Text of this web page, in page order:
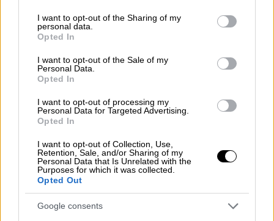
not limited to your visit or usage behaviour. You may click to
grant or deny consent to Google and its third-party tags to
use your data for below specified purposes in below Google
consent section.
I want to opt-out of the Sharing of my
personal data.
Opted In
I want to opt-out of the Sale of my
Personal Data.
Opted In
I want to opt-out of processing my
Personal Data for Targeted Advertising.
Opted In
I want to opt-out of Collection, Use,
Retention, Sale, and/or Sharing of my
Personal Data that Is Unrelated with the
Purposes for which it was collected.
Opted Out
Google consents
RIP Fauja Singh Ji who passed away
at 114.
He took up running after losing his
wife & son, turning grief into purpose.
He dedicated his life to his Sikh faith
(seva) raising over £100,000 for
At 100 he was the world’s oldest
marathon runner. A beacon of
inspiration 🙏🏽
pic.twitter.com/GkjLXiMmY8